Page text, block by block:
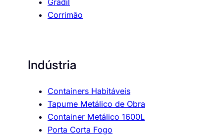
Corrimão
Indústria
Containers Habitáveis
Tapume Metálico de Obra
Container Metálico 1600L
Porta Corta Fogo